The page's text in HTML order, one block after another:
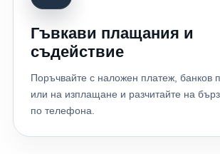
Гъвкави плащания и
съдействие
Поръчвайте с наложен платеж, банков
или на изплащане и разчитайте на
по телефона.